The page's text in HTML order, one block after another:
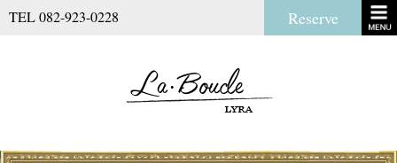
TEL 082-923-0228 Reserve